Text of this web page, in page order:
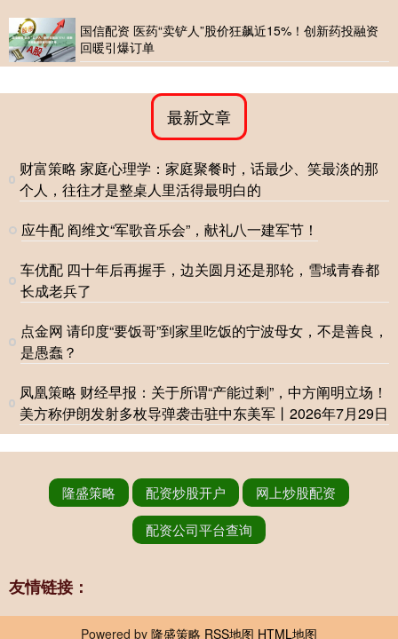
国信配资 医药“卖铲人”股价狂飙近15%！创新药投融资
回暖引爆订单
最新文章
财富策略 家庭心理学：家庭聚餐时，话最少、笑最淡的那
个人，往往才是整桌人里活得最明白的
应牛配 阎维文“军歌音乐会”，献礼八一建军节！
车优配 四十年后再握手，边关圆月还是那轮，雪域青春都
长成老兵了
点金网 请印度“要饭哥”到家里吃饭的宁波母女，不是善良，
是愚蠢？
凤凰策略 财经早报：关于所谓“产能过剩”，中方阐明立场！
美方称伊朗发射多枚导弹袭击驻中东美军丨2026年7月29日
隆盛策略 配资炒股开户
网上炒股配资
配资公司平台查询
友情链接：
Powered by 隆盛策略 RSS地图 HTML地图